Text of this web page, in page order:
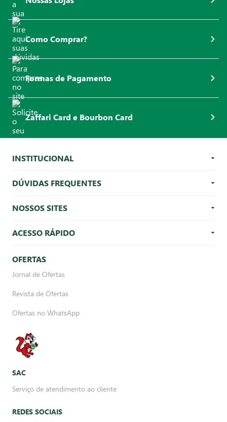
Como Comprar?
Formas de Pagamento
Zaffari Card e Bourbon Card
INSTITUCIONAL
DÚVIDAS FREQUENTES
NOSSOS SITES
ACESSO RÁPIDO
OFERTAS
Jornal de Ofertas
Revista de Ofertas
Ofertas no WhatsApp
SAC
Serviço de atendimento ao cliente
REDES SOCIAIS